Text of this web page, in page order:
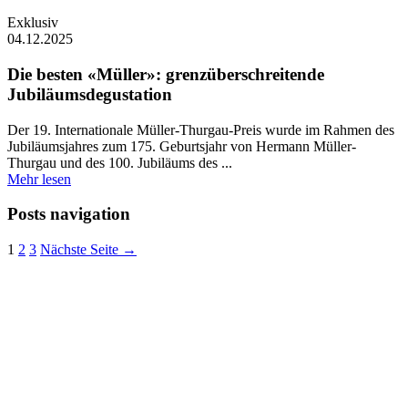
Exklusiv
04.12.2025
Die besten «Müller»: grenzüberschreitende
Jubiläumsdegustation
Der 19. Internationale Müller-Thurgau-Preis wurde im Rahmen des
Jubiläumsjahres zum 175. Geburtsjahr von Hermann Müller-
Thurgau und des 100. Jubiläums des ...
Mehr lesen
Posts navigation
1 2 3 Nächste Seite →